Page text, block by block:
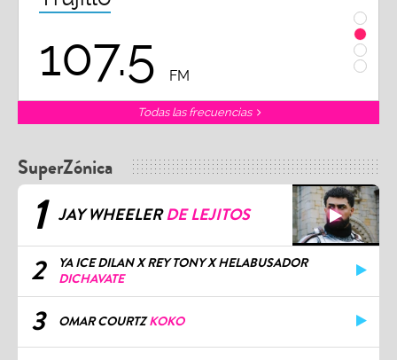
107.5 FM
Todas las frecuencias
SuperZónica
1 JAY WHEELERDE LEJITOS
2
YA ICE DILAN X REY TONY X HELABUSADOR
DICHAVATE
3 OMAR COURTZKOKO